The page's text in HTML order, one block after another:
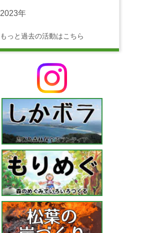
2023年
もっと過去の活動はこちら